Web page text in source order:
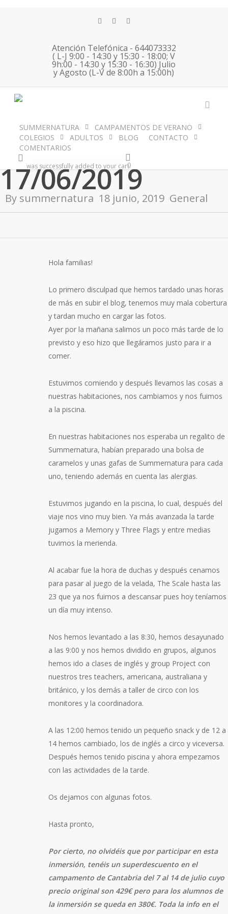
twitterfacebookinstagram
Atención Telefónica - 644073332
( L-J 9:00 - 14:30 y 15:30 - 18:00; V
9h:00 - 14:30 y 15:30 - 16:30) Julio
y Agosto (L-V de 8:00h a 15:00h)
SUMMERNATURA
CAMPAMENTOS DE VERANO
COLEGIOS
ADULTOS BLOG
CONTACTO
COMENTARIOS
0
was successfully added to your cart.
English
Immersion
Valencia
17/06/2019
By summernatura 18 junio, 2019 General
No Comments
Hola familias!
Lo primero disculpad que hemos tardado unas horas
de más en subir el blog, tenemos muy mala cobertura
y tardan mucho en cargar las fotos.
Ayer por la mañana salimos un poco más tarde de lo
previsto y eso hizo que llegáramos justo para ir a
comer.
Estuvimos comiendo y después llevamos las cosas a
nuestras habitaciones, nos cambiamos y nos fuimos
a la piscina.
En nuestras habitaciones nos esperaba un regalito de
Summernatura, habían preparado una bolsa de
caramelos y unas gafas de Summernatura para cada
uno, teniendo además en cuenta las alergias.
Estuvimos jugando en la piscina, lo cual, después del
viaje nos vino muy bien. Ya más avanzada la tarde
jugamos a Memory y Three Flags y entre medias
tuvimos la merienda.
Al acabar fue la hora de duchas y después cenamos
para pasar al juego de la velada, The Scale hasta las
23 que ya nos fuimos a descansar pues hoy teníamos
un día muy intenso.
Nos hemos levantado a las 8:30, hemos desayunado
a las 9:00 y nos hemos dividido en grupos, algunos
hemos ido a clases de inglés y group Project con
nuestros tres teachers, americana, australiana y
británico, y los demás a taller de circo con los
monitores y la coordinadora.
A las 12:00 hemos tenido un pequeño snack y de 12 a
14 hemos cambiado, los de inglés a circo y viceversa.
Después hemos tenido piscina y ahora empezamos
con las actividades de la tarde.
Os dejamos con algunas fotos.
Hasta pronto,
Por cierto, no olvidéis que por participar en esta
inmersión, tenéis un superdescuento en el
campamento de Cantabria del 7 al 14 de julio cuyo
precio original son 429€ pero para los alumnos de
la inmersión se queda en 380€. Toda la info en el